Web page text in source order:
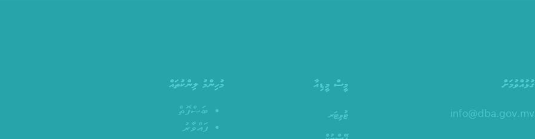
ގުޅުއްވުމަށް
info@dba.gov.mv
މީސް މީޑިއާ
ޓުވިޓަރ
މުހިންމު ލިންކުތައް
ބަސްފޮތް
ފައްވާރު